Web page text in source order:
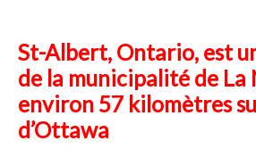
St-Albert, Ontario, est
de la municipalité de La
environ 57 kilomètres
d’Ottawa